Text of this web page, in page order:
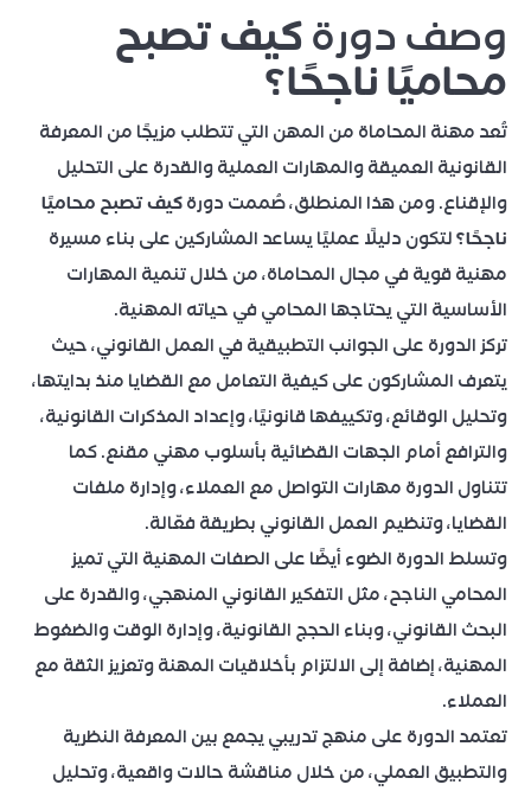
وصف دورةكيف تصبح
محاميًا ناجحًا؟
تُعد مهنة المحاماة من المهن التي تتطلب مزيجًا من المعرفة
القانونية العميقة والمهارات العملية والقدرة على التحليل
والإقناع. ومن هذا المنطلق، صُممت دورةكيف تصبح محاميًا
ناجحًا؟لتكون دليلًا عمليًا يساعد المشاركين على بناء مسيرة
مهنية قوية في مجال المحاماة، من خلال تنمية المهارات
الأساسية التي يحتاجها المحامي في حياته المهنية.
تركز الدورة على الجوانب التطبيقية في العمل القانوني، حيث
يتعرف المشاركون على كيفية التعامل مع القضايا منذ بدايتها،
وتحليل الوقائع، وتكييفها قانونيًا، وإعداد المذكرات القانونية،
والترافع أمام الجهات القضائية بأسلوب مهني مقنع. كما
تتناول الدورة مهارات التواصل مع العملاء، وإدارة ملفات
القضايا، وتنظيم العمل القانوني بطريقة فعّالة.
وتسلط الدورة الضوء أيضًا على الصفات المهنية التي تميز
المحامي الناجح، مثل التفكير القانوني المنهجي، والقدرة على
البحث القانوني، وبناء الحجج القانونية، وإدارة الوقت والضغوط
المهنية، إضافة إلى الالتزام بأخلاقيات المهنة وتعزيز الثقة مع
العملاء.
تعتمد الدورة على منهج تدريبي يجمع بين المعرفة النظرية
والتطبيق العملي، من خلال مناقشة حالات واقعية، وتحليل